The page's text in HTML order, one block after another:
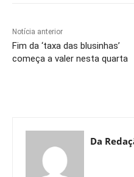
Notícia anterior
Fim da ‘taxa das blusinhas’
começa a valer nesta quarta
Da